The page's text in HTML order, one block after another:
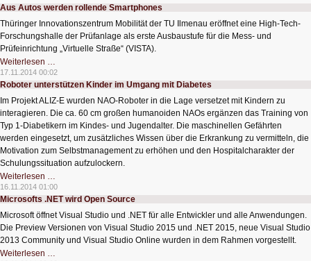
freies
WiFi”
Aus Autos werden rollende Smartphones
Thüringer Innovationszentrum Mobilität der TU Ilmenau eröffnet eine High-Tech-
Forschungshalle der Prüfanlage als erste Ausbaustufe für die Mess- und
Prüfeinrichtung „Virtuelle Straße“ (VISTA).
Weiterlesen …
Autos
werden
rollende
17.11.2014 00:02
Roboter unterstützen Kinder im Umgang mit Diabetes
Im Projekt ALIZ-E wurden NAO-Roboter in die Lage versetzet mit Kindern zu
interagieren. Die ca. 60 cm großen humanoiden NAOs ergänzen das Training von
Typ 1-Diabetikern im Kindes- und Jugendalter. Die maschinellen Gefährten
werden eingesetzt, um zusätzliches Wissen über die Erkrankung zu vermitteln, die
Motivation zum Selbstmanagement zu erhöhen und den Hospitalcharakter der
Schulungssituation aufzulockern.
Weiterlesen …
unterstützen
Kinder
im
mit
Diabetes
16.11.2014 01:00
Microsofts .NET wird Open Source
Microsoft öffnet Visual Studio und .NET für alle Entwickler und alle Anwendungen.
Die Preview Versionen von Visual Studio 2015 und .NET 2015, neue Visual Studio
2013 Community und Visual Studio Online wurden in dem Rahmen vorgestellt.
Weiterlesen …